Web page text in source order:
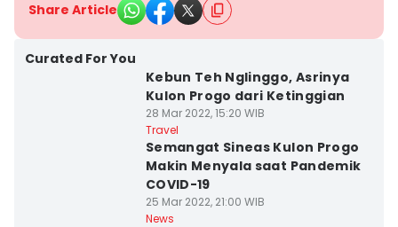
Share Article
Curated For You
Kebun Teh Nglinggo, Asrinya
Kulon Progo dari Ketinggian
28 Mar 2022, 15:20 WIB
Travel
Semangat Sineas Kulon Progo
Makin Menyala saat Pandemik
COVID-19
25 Mar 2022, 21:00 WIB
News